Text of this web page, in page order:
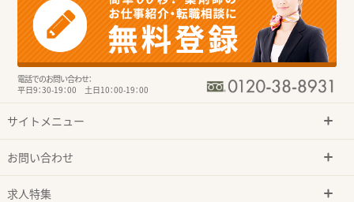
電話でのお問い合わせ：
平日9：30-19：00 土日10：00-19：00
サイトメニュー
お問い合わせ
求人特集